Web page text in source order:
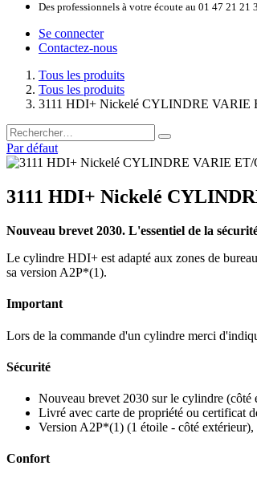
Des professionnels à votre écoute au 01 47 21
Se connecter
Contactez-nous
Tous les produits
Tous les produits
3111 HDI+ Nickelé CYLINDRE
Par défaut
3111 HDI+ Nickelé
Nouveau brevet 2030. L'essentiel de la
Le cylindre HDI+ est adapté aux zones de
sa version A2P*(1).
Important
Lors de la commande d'un cylindre merci
Sécurité
Nouveau brevet 2030 sur le cylindre (côté
Livré avec carte de propriété ou certificat
Version A2P*(1) (1 étoile - côté extérieur),
Confort